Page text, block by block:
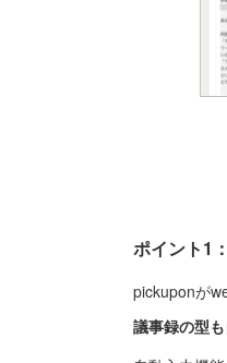
ポイント1
pickuponが
議事録の型